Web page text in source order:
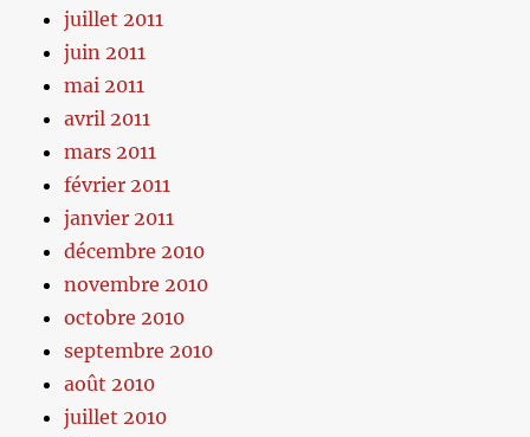
juillet 2011
juin 2011
mai 2011
avril 2011
mars 2011
février 2011
janvier 2011
décembre 2010
novembre 2010
octobre 2010
septembre 2010
août 2010
juillet 2010